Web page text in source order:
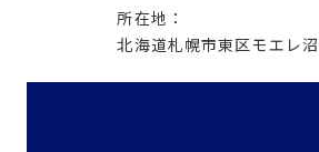
所在地：
北海道札幌市東区モエレ